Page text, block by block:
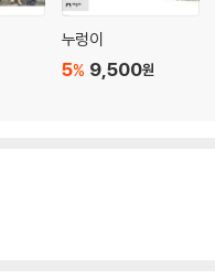
누렁이
9,500원
5%